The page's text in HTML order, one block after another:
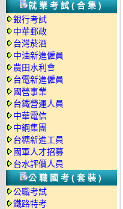
就業考試(合集)
銀行考試
中華郵政
台灣菸酒
中油新進僱員
農田水利會
台電新進僱員
國營事業
台鐵營運人員
中華電信
中鋼集團
台糖新進工員
國軍人才招募
台水評價人員
公職國考(套裝)
公職考試
鐵路特考